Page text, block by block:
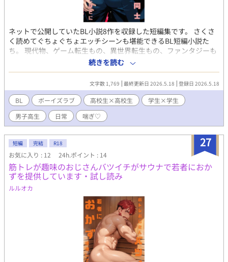
ネットで公開していたBL小説8作を収録した短編集です。 さくさ
く読めてぐちょぐちょエッチシーンも堪能できるBL短編小説た
ち。 現代物、ゲーム転生もの、異世界転生もの、ファンタジーも
のジャンルいろいろ。 高校生同士、年下攻め、ガチムチ受け、リ
ーマン受けいろいろ取りそろえたうほほいっ♡なR18。 挿絵四枚
＋おまけの表紙全見せつき。 こちらは試し読みになります。 本編
は電子書籍で販売中。 詳細を知れるブログのリンクは↓にありま
す。
続きを読む
文字数 1,769 最終更新日 2026.5.18 登録日 2026.5.18
BL ボーイズラブ 高校生×高校生
学生×学生
男子高生
日常 喘ぎ♡
27
短編 完結 R18
お気に入り : 12 24h.ポイント : 14
筋トレが趣味のおじさんバツイチがサウナで若者におか
ずを提供しています・試し読み
ルルオカ